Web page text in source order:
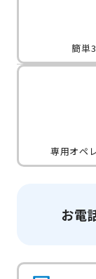
簡単
専用オペ
お電